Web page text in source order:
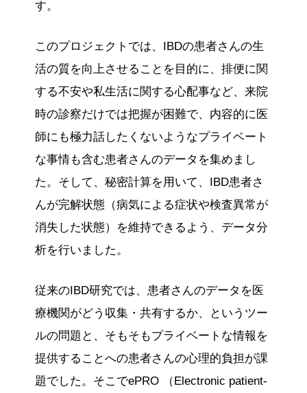
す。
このプロジェクトでは、IBDの患者さんの生
活の質を向上させることを目的に、排便に関
する不安や私生活に関する心配事など、来院
時の診察だけでは把握が困難で、内容的に医
師にも極力話したくないようなプライベート
な事情も含む患者さんのデータを集めまし
た。そして、秘密計算を用いて、IBD患者さ
んが完解状態（病気による症状や検査異常が
消失した状態）を維持できるよう、データ分
析を行いました。
従来のIBD研究では、患者さんのデータを医
療機関がどう収集・共有するか、というツー
ルの問題と、そもそもプライベートな情報を
提供することへの患者さんの心理的負担が課
題でした。そこでePRO （Electronic patient-